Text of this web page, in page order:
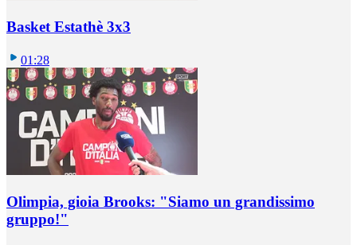
Basket Estathè 3x3
01:28
Olimpia, gioia Brooks: "Siamo un grandissimo
gruppo!"